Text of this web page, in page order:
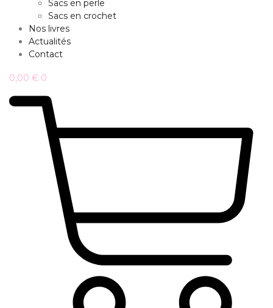
Sacs en perle
Sacs en crochet
Nos livres
Actualités
Contact
0,00 € 0